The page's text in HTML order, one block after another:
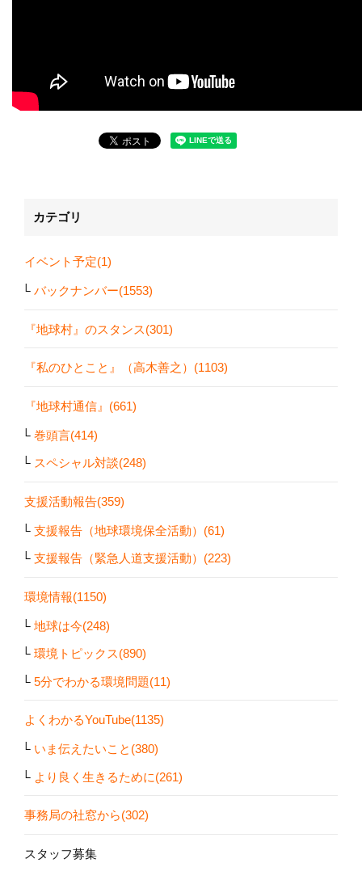
カテゴリ
イベント予定(1)
バックナンバー(1553)
『地球村』のスタンス(301)
『私のひとこと』（高木善之）(1103)
『地球村通信』(661)
巻頭言(414)
スペシャル対談(248)
支援活動報告(359)
支援報告（地球環境保全活動）(61)
支援報告（緊急人道支援活動）(223)
環境情報(1150)
地球は今(248)
環境トピックス(890)
5分でわかる環境問題(11)
よくわかるYouTube(1135)
いま伝えたいこと(380)
より良く生きるために(261)
事務局の社窓から(302)
スタッフ募集